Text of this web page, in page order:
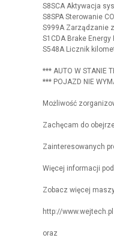
S8SCA Aktywacja
S8SPA Sterowanie
S999A Zarządzanie
S1CDA Brake
S548A Licznik
*** AUTO W STANIE
*** POJAZD NIE
Możliwość
Zachęcam do
Zainteresowanych
Więcej informacji
Zobacz więcej
http://www.wejtech.pl
oraz